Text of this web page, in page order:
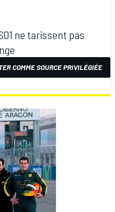
ne tarissent pas
COMME SOURCE PRIVILÉGIÉE